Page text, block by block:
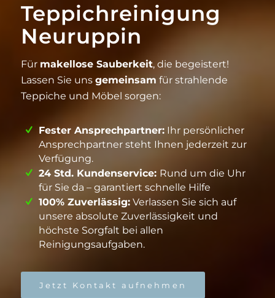
Teppichreinigung
Neuruppin
Für makellose Sauberkeit, die begeistert!
Lassen Sie uns gemeinsam für strahlende
Teppiche und Möbel sorgen:
Fester Ansprechpartner: Ihr persönlicher
Ansprechpartner steht Ihnen jederzeit zur
Verfügung.
24 Std. Kundenservice: Rund um die Uhr
für Sie da – garantiert schnelle Hilfe
100% Zuverlässig: Verlassen Sie sich auf
unsere absolute Zuverlässigkeit und
höchste Sorgfalt bei allen
Reinigungsaufgaben.
Jetzt Kontakt aufnehmen